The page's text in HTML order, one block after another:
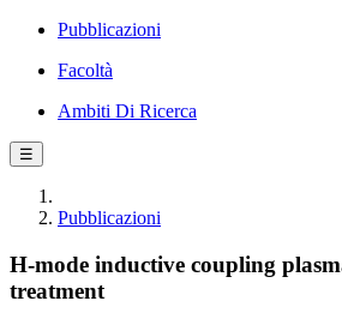
Pubblicazioni
Facoltà
Ambiti Di Ricerca
☰
Pubblicazioni
H-mode inductive coupling
treatment